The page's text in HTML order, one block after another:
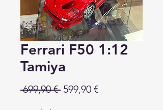
Ferrari F50 1:12
Tamiya
699,90 € Precio
599,90 €Precio